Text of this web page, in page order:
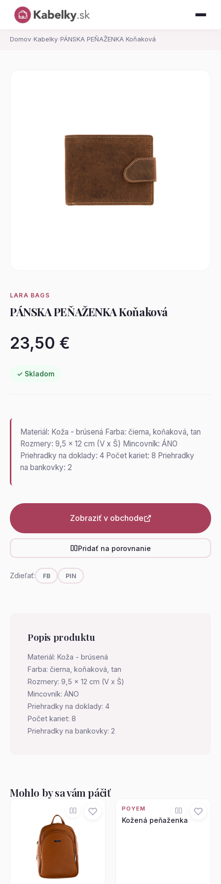
Domov› Kabelky› PÁNSKA PEŇAŽENKA Koňaková
LARA BAGS
PÁNSKA PEŇAŽENKA Koňaková
23,50 €
✓ Skladom
Materiál: Koža - brúsená Farba: čierna, koňaková, tan
Rozmery: 9,5 x 12 cm (V x Š) Mincovník: ÁNO
Priehradky na doklady: 4 Počet kariet: 8 Priehradky
na bankovky: 2
Zobraziť v obchode
Pridať na porovnanie
Zdieľať: FB PIN
Popis produktu
Materiál: Koža - brúsená
Farba: čierna, koňaková, tan
Rozmery: 9,5 x 12 cm (V x Š)
Mincovník: ÁNO
Priehradky na doklady: 4
Počet kariet: 8
Priehradky na bankovky: 2
Mohlo by sa vám páčiť
POYEM
Kožená peňaženka